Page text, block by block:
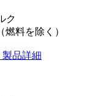
ク
燃料を除く）
製品詳細